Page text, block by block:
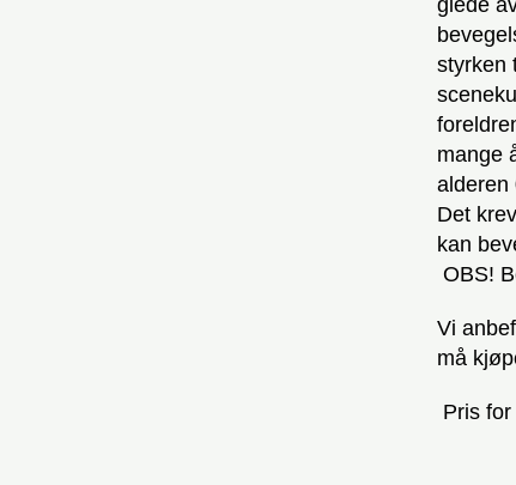
glede
styrken
mange
alderen
Det
kan
OBS!
Vi
må
Pris